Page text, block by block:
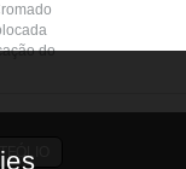
do